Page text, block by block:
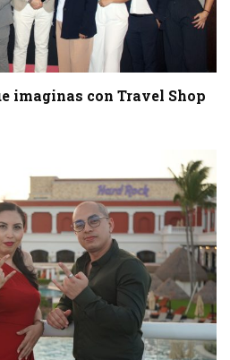
imaginas con Travel Shop